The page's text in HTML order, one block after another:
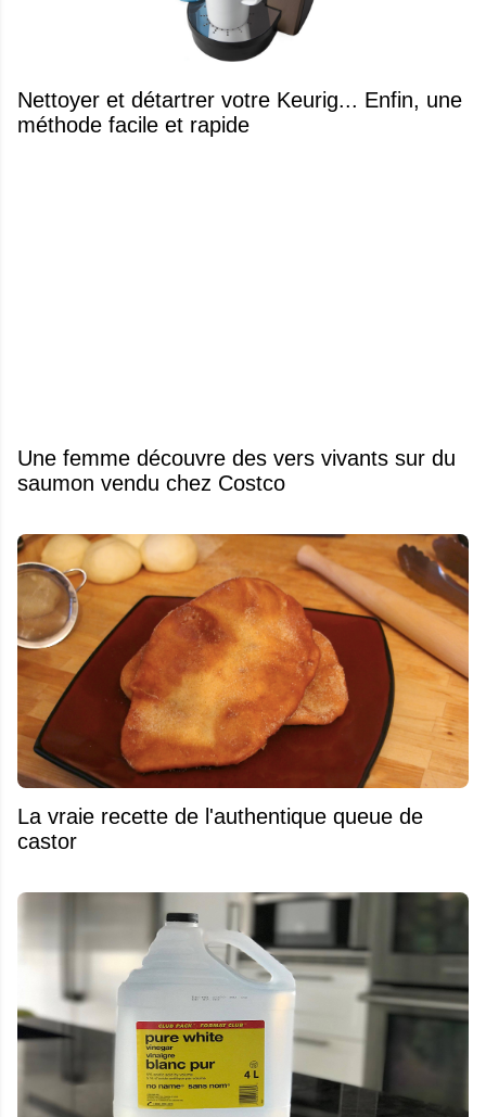
Nettoyer et détartrer votre Keurig... Enfin, une
méthode facile et rapide
Une femme découvre des vers vivants sur du
saumon vendu chez Costco
La vraie recette de l'authentique queue de
castor